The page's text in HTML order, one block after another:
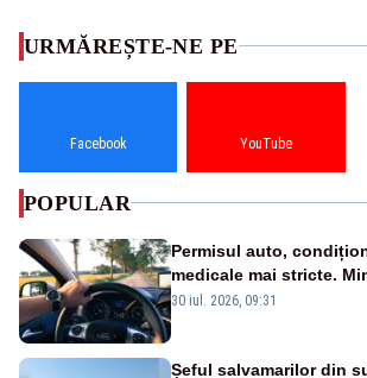
URMĂREȘTE-NE PE
Facebook YouTube
POPULAR
Permisul auto,
medicale mai stricte.
propune schimbări
30 iul. 2026, 09:31
Șeful salvamarilor din